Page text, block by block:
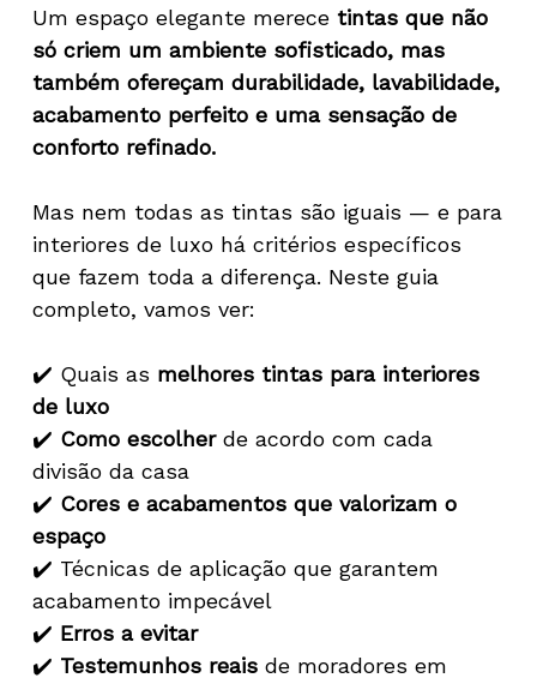
Um espaço elegante merece tintas que não
só criem um ambiente sofisticado, mas
também ofereçam durabilidade, lavabilidade,
acabamento perfeito e uma sensação de
conforto refinado.
Mas nem todas as tintas são iguais — e para
interiores de luxo há critérios específicos
que fazem toda a diferença. Neste guia
completo, vamos ver:
✔️ Quais as melhores tintas para interiores
de luxo
✔️ Como escolherde acordo com cada
divisão da casa
✔️ Cores e acabamentos que valorizam o
espaço
✔️ Técnicas de aplicação que garantem
acabamento impecável
✔️ Erros a evitar
✔️ Testemunhos reaisde moradores em